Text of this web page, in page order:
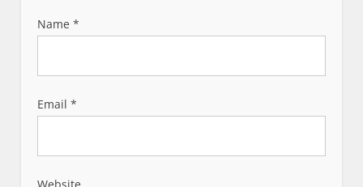
Name*
Email*